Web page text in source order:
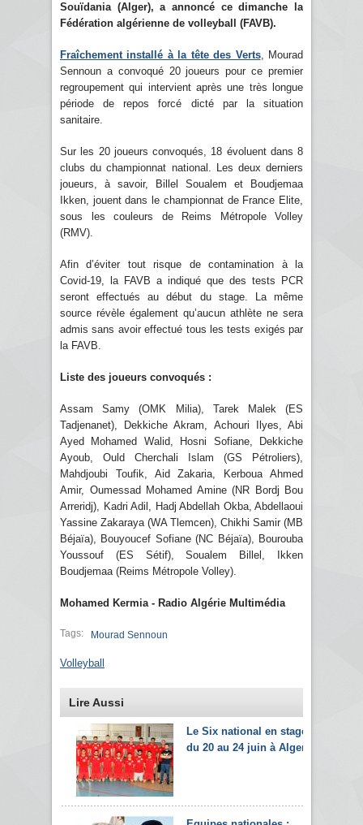
Souïdania (Alger), a annoncé ce dimanche la
Fédération algérienne de volleyball (FAVB).
Fraîchement installé à la tête des Verts, Mourad
Sennoun a convoqué 20 joueurs pour ce premier
regroupement qui intervient après une très longue
période de repos forcé dicté par la situation
sanitaire.
Sur les 20 joueurs convoqués, 18 évoluent dans 8
clubs du championnat national. Les deux derniers
joueurs, à savoir, Billel Soualem et Boudjemaa
Ikken, jouent dans le championnat de France Elite,
sous les couleurs de Reims Métropole Volley
(RMV).
Afin d’éviter tout risque de contamination à la
Covid-19, la FAVB a indiqué que des tests PCR
seront effectués au début du stage. La même
source révèle également qu’aucun athlète ne sera
admis sans avoir effectué tous les tests exigés par
la FAVB.
Liste des joueurs convoqués :
Assam Samy (OMK Milia), Tarek Malek (ES
Tadjenanet), Dekkiche Akram, Achouri Ilyes, Abi
Ayed Mohamed Walid, Hosni Sofiane, Dekkiche
Ayoub, Ould Cherchali Islam (GS Pétroliers),
Mahdjoubi Toufik, Aid Zakaria, Kerboua Ahmed
Amir, Oumessad Mohamed Amine (NR Bordj Bou
Arreridj), Kadri Adil, Hadj Abdellah Okba, Abdellaoui
Yassine Zakaraya (WA Tlemcen), Chikhi Samir (MB
Béjaïa), Bouyoucef Sofiane (NC Béjaïa), Bourouba
Youssouf (ES Sétif), Soualem Billel, Ikken
Boudjemaa (Reims Métropole Volley).
Mohamed Kermia - Radio Algérie Multimédia
Tags: Mourad Sennoun
Volleyball
Lire Aussi
Le Six national en stage
du 20 au 24 juin à Alger